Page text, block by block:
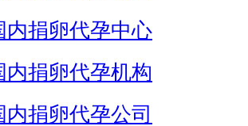
内捐卵代孕中心
内捐卵代孕机构
内捐卵代孕公司